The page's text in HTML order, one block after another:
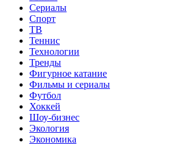
Сериалы
Спорт
ТВ
Теннис
Технологии
Тренды
Фигурное катание
Фильмы и сериалы
Футбол
Хоккей
Шоу-бизнес
Экология
Экономика